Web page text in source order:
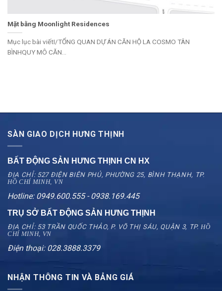
Mặt bằng Moonlight Residences
Mục lục bài viếtI/TỔNG QUAN DỰ ÁN CĂN HỘ LA COSMO TÂN
BÌNHQUY MÔ CĂN...
SÀN GIAO DỊCH HƯNG THỊNH
BẤT ĐỘNG SẢN HƯNG THỊNH CN HX
ĐỊA CHỈ: 527 ĐIỆN BIÊN PHỦ, PHƯỜNG 25, BÌNH THẠNH, TP.
HỒ CHÍ MINH, VN
Hotline: 0949.600.555 - 0938.169.445
TRỤ SỞ BẤT ĐỘNG SẢN HƯNG THỊNH
ĐỊA CHỈ: 53 TRẦN QUỐC THẢO, P. VÕ THỊ SÁU, QUẬN 3, TP.HỒ
CHÍ MINH, VN
Điện thoại: 028.3888.3379
NHẬN THÔNG TIN VÀ BẢNG GIÁ